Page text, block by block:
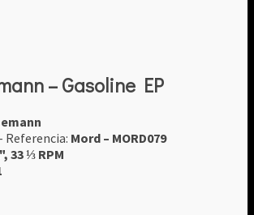
‎– Gasoline EP
Referencia: Mord ‎– MORD079
33 ⅓ RPM